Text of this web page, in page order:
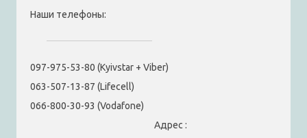
Наши телефоны:
097-975-53-80 (Kyivstar + Viber)
063-507-13-87 (Lifecell)
066-800-30-93 (Vodafone)
Адрес :